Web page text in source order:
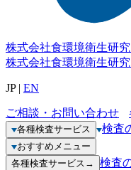
株式会社食環境衛生研
株式会社食環境衛生研
JP| EN
ご相談・お問い合わせ
各種検査サービス 検査
おすすめメニュー
各種検査サービス → 検査